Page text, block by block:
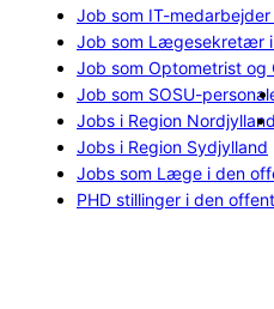
Job som IT-
Job som Lægesekretær
Job som Optometrist
Job som SOSU-
Jobs i Region Nordjylland
Jobs i Region Sydjylland
Jobs som Læge i den
PHD stillinger i den